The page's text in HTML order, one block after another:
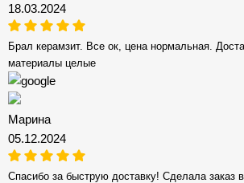
18.03.2024
Брал керамзит. Все ок, цена нормальная.
материалы целые
Марина
05.12.2024
Спасибо за быструю доставку! Сделала заказ